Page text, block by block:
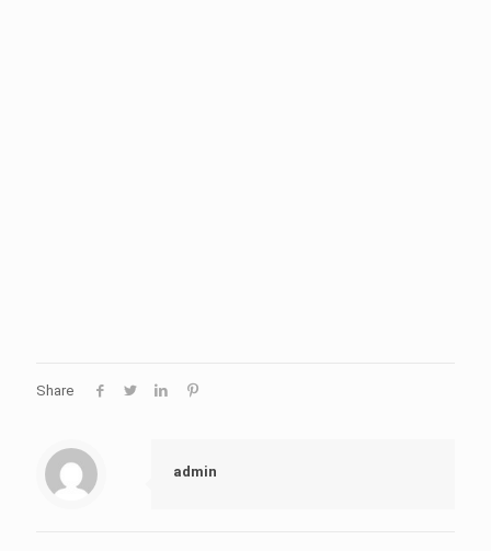
Share
admin